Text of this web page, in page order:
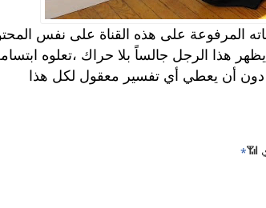
المرفوعة على هذه القناة على نفس
مباشر لمدة 4 ساعات كل يوم، حيث يظهر هذا الرجل جالساً بلا
دون أن يعطي أي تفسير معقول لكل هذا